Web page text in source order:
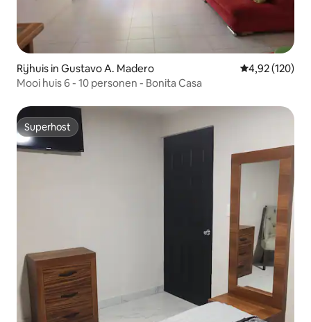
Rijhuis in Gustavo A. Madero Gemiddelde
4,92 (120)
Mooi huis 6 - 10 personen - Bonita Casa
Superhost
Superhost